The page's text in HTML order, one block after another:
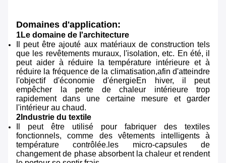
Domaines d'application:
1Le domaine de l'architecture
Il peut être ajouté aux matériaux de construction tels
que les revêtements muraux, l'isolation, etc. En été, il
peut aider à réduire la température intérieure et à
réduire la fréquence de la climatisation,afin d'atteindre
l'objectif d'économie d'énergieEn hiver, il peut
empêcher la perte de chaleur intérieure trop
rapidement dans une certaine mesure et garder
l'intérieur au chaud.
2Industrie du textile
Il peut être utilisé pour fabriquer des textiles
fonctionnels, comme des vêtements intelligents à
température contrôlée.les micro-capsules de
changement de phase absorbent la chaleur et rendent